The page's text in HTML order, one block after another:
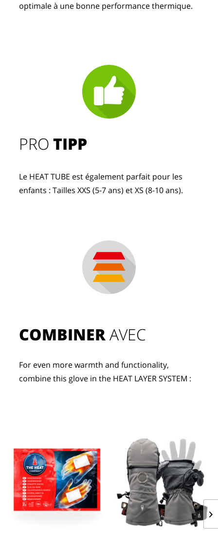
PROTIPP
Le HEAT TUBE est également parfait pour les
enfants : Tailles XXS (5-7 ans) et XS (8-10 ans).
optimale à une bonne performance thermique.
COMBINER AVEC
For even more warmth and functionality,
combine this glove in the HEAT LAYER SYSTEM :